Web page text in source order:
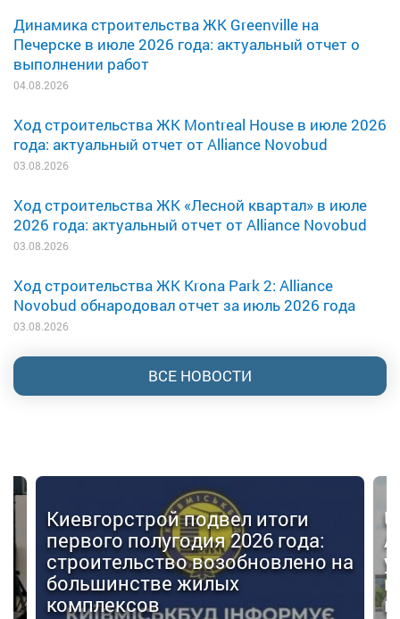
Динамика строительства ЖК Greenville на
Печерске в июле 2026 года: актуальный отчет о
выполнении работ
04.08.2026
Ход строительства ЖК Montreal House в июле 2026
года: актуальный отчет от Alliance Novobud
03.08.2026
Ход строительства ЖК «Лесной квартал» в июле
2026 года: актуальный отчет от Alliance Novobud
03.08.2026
Ход строительства ЖК Krona Park 2: Alliance
Novobud обнародовал отчет за июль 2026 года
03.08.2026
ВСЕ НОВОСТИ
Киевгорстрой подвел итоги
первого полугодия 2026 года:
строительство возобновлено на
большинстве жилых
комплексов